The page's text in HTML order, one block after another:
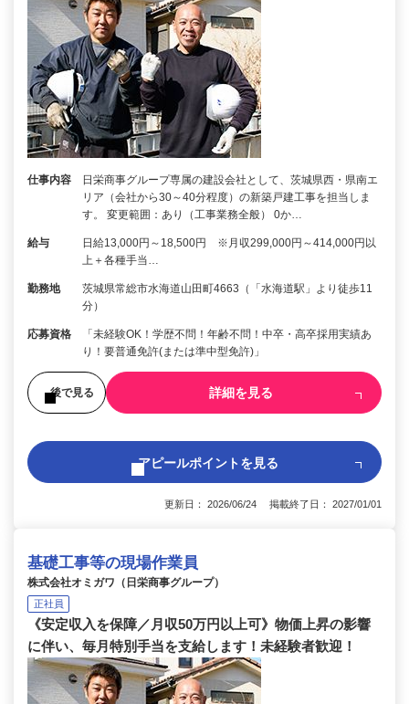
仕事内容
日栄商事グループ専属の建設会社として、茨城県西・県南エ
リア（会社から30～40分程度）の新築戸建工事を担当しま
す。 変更範囲：あり（工事業務全般） 0か…
給与
日給13,000円～18,500円 ※月収299,000円～414,000円以
上＋各種手当…
勤務地
茨城県常総市水海道山田町4663（「水海道駅」より徒歩11
分）
応募資格
「未経験OK！学歴不問！年齢不問！中卒・高卒採用実績あ
り！要普通免許(または準中型免許)」
後で見る 詳細を見る
アピールポイントを見る
更新日： 2026/06/24 掲載終了日： 2027/01/01
基礎工事等の現場作業員
株式会社オミガワ（日栄商事グループ）
正社員
《安定収入を保障／月収50万円以上可》物価上昇の影響
に伴い、毎月特別手当を支給します！未経験者歓迎！